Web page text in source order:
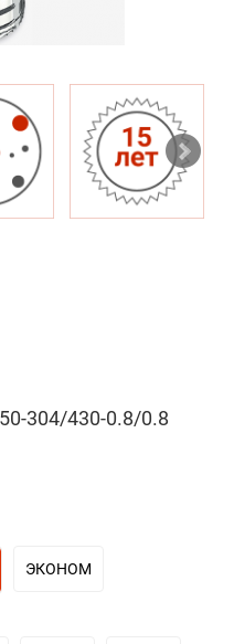
304/430-0.8/0.8
ЭКОНОМ